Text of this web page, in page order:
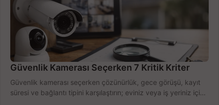
Güvenlik Kamerası Seçerken 7 Kritik Kriter
Güvenlik kamerası seçerken çözünürlük, gece görüşü, kayıt
süresi ve bağlantı tipini karşılaştırın; eviniz veya iş yeriniz için